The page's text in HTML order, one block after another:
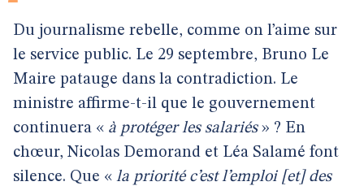
Du journalisme rebelle, comme on l’aime sur
le service public. Le 29 septembre, Bruno Le
Maire patauge dans la contradiction. Le
ministre affirme-t-il que le gouvernement
continuera « à protéger les salariés» ? En
chœur, Nicolas Demorand et Léa Salamé font
silence. Que « la priorité c’est l’emploi [et] des